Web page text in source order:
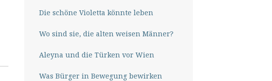
Die schöne Violetta könnte leben
Wo sind sie, die alten weisen Männer?
Aleyna und die Türken vor Wien
Was Bürger in Bewegung bewirken